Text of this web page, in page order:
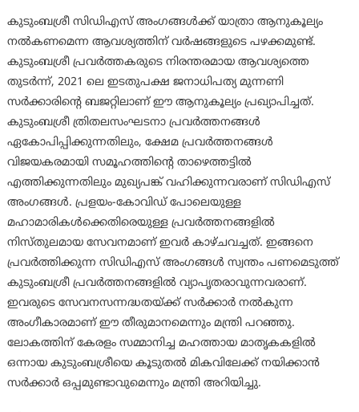
കുടുംബശ്രീ സിഡിഎസ് അംഗങ്ങൾക്ക് യാത്രാ ആനുകൂല്യം
നൽകണമെന്ന ആവശ്യത്തിന് വർഷങ്ങളുടെ പഴക്കമുണ്ട്.
കുടുംബശ്രീ പ്രവർത്തകരുടെ നിരന്തരമായ ആവശ്യത്തെ
തുടർന്ന്, 2021 ലെ ഇടതുപക്ഷ ജനാധിപത്യ മുന്നണി
സർക്കാരിന്റെ ബജറ്റിലാണ് ഈ ആനുകൂല്യം പ്രഖ്യാപിച്ചത്.
കുടുംബശ്രീ ത്രിതലസംഘടനാ പ്രവർത്തനങ്ങൾ
ഏകോപിപ്പിക്കുന്നതിലും, ക്ഷേമ പ്രവർത്തനങ്ങൾ
വിജയകരമായി സമൂഹത്തിന്റെ താഴെത്തട്ടിൽ
എത്തിക്കുന്നതിലും മുഖ്യപങ്ക് വഹിക്കുന്നവരാണ് സിഡിഎസ്
അംഗങ്ങൾ. പ്രളയം-കോവിഡ് പോലെയുള്ള
മഹാമാരികൾക്കെതിരെയുള്ള പ്രവർത്തനങ്ങളിൽ
നിസ്തുലമായ സേവനമാണ് ഇവർ കാഴ്ചവച്ചത്. ഇങ്ങനെ
പ്രവർത്തിക്കുന്ന സിഡിഎസ് അംഗങ്ങൾ സ്വന്തം പണമെടുത്ത്
കുടുംബശ്രീ പ്രവർത്തനങ്ങളിൽ വ്യാപൃതരാവുന്നവരാണ്.
ഇവരുടെ സേവനസന്നദ്ധതയ്ക്ക് സർക്കാർ നൽകുന്ന
അംഗീകാരമാണ് ഈ തീരുമാനമെന്നും മന്ത്രി പറഞ്ഞു.
ലോകത്തിന് കേരളം സമ്മാനിച്ച മഹത്തായ മാതൃകകളിൽ
ഒന്നായ കുടുംബശ്രീയെ കൂടുതൽ മികവിലേക്ക് നയിക്കാൻ
സർക്കാർ ഒപ്പമുണ്ടാവുമെന്നും മന്ത്രി അറിയിച്ചു.